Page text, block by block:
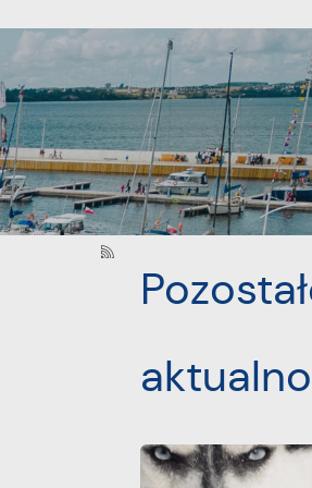
PROJEKTY UNIJNE